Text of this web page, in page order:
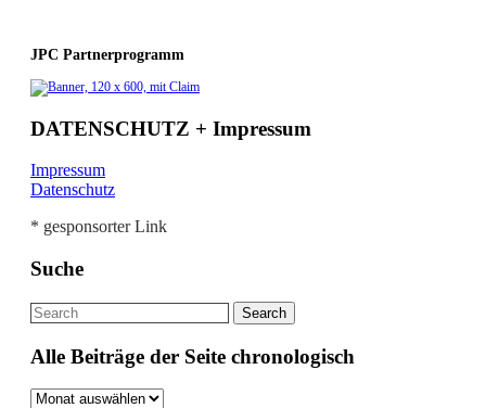
JPC Partnerprogramm
DATENSCHUTZ + Impressum
Impressum
Datenschutz
* gesponsorter Link
Suche
Alle Beiträge der Seite chronologisch
Alle